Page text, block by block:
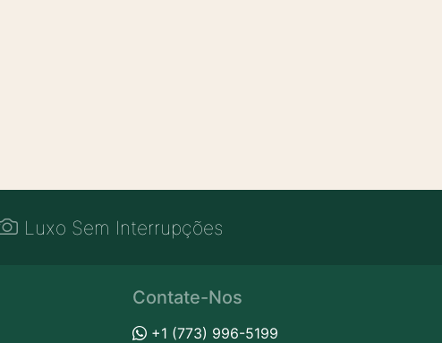
Luxo Sem Interrupções
Contate-Nos
+1 (773) 996-5199